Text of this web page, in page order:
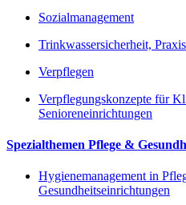
Sozialmanagement
Trinkwassersicherheit,
Verpflegen
Verpflegungskonzepte für
Senioreneinrichtungen
Spezialthemen Pflege &
Hygienemanagement in
Gesundheitseinrichtungen